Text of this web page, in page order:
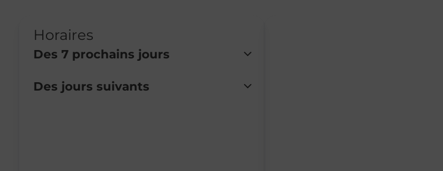
Horaires
Des 7 prochains jours
Lundi
Fermé
Des jours suivants